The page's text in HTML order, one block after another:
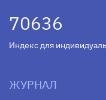
70636
Индекс для
ЖУРНАЛ